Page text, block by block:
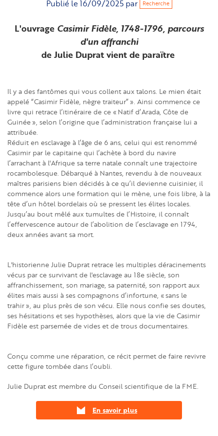
Publié le16/09/2025 par Recherche
L'ouvrage Casimir Fidèle, 1748-1796, parcours
d'un affranchi
de Julie Duprat vient de paraïtre
Il y a des fantômes qui vous collent aux talons. Le mien était
appelé “Casimir Fidèle, nègre traiteur” ». Ainsi commence ce
livre qui retrace l’itinéraire de ce « Natif d’Arada, Côte de
Guinée », selon l’origine que l’administration française lui a
attribuée.
Réduit en esclavage à l’âge de 6 ans, celui qui est renommé
Casimir par le capitaine qui l’achète à bord du navire
l’arrachant à l'Afrique sa terre natale connaît une trajectoire
rocambolesque. Débarqué à Nantes, revendu à de nouveaux
maîtres parisiens bien décidés à ce qu’il devienne cuisinier, il
commence alors une formation qui le mène, une fois libre, à la
tête d’un hôtel bordelais où se pressent les élites locales.
Jusqu’au bout mêlé aux tumultes de l’Histoire, il connaît
l’effervescence autour de l’abolition de l’esclavage en 1794,
deux années avant sa mort.
L'historienne Julie Duprat retrace les multiples déracinements
vécus par ce survivant de l'esclavage au 18e siècle, son
affranchissement, son mariage, sa paternité, son rapport aux
élites mais aussi à ses compagnons d’infortune, « sans le
trahir », au plus près de son vécu. Elle nous confie ses doutes,
ses hésitations et ses hypothèses, alors que la vie de Casimir
Fidèle est parsemée de vides et de trous documentaires.
Conçu comme une réparation, ce récit permet de faire revivre
cette figure tombée dans l’oubli.
Julie Duprat est membre du Conseil scientifique de la FME.
En savoir plus